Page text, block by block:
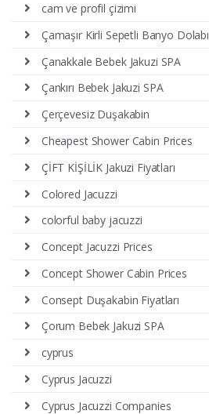
cam ve profil çizimi
Çamaşır Kirli Sepetli Banyo Dolabı
Çanakkale Bebek Jakuzi SPA
Çankırı Bebek Jakuzi SPA
Çerçevesiz Duşakabin
Cheapest Shower Cabin Prices
ÇİFT KİŞİLİK Jakuzi Fiyatları
Colored Jacuzzi
colorful baby jacuzzi
Concept Jacuzzi Prices
Concept Shower Cabin Prices
Consept Duşakabin Fiyatları
Çorum Bebek Jakuzi SPA
cyprus
Cyprus Jacuzzi
Cyprus Jacuzzi Companies